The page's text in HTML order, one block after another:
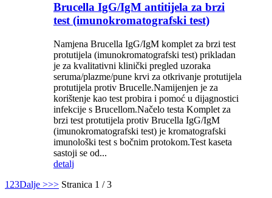
Brucella IgG/IgM antitijela za brzi
test (imunokromatografski test)
Namjena Brucella IgG/IgM komplet za brzi test
protutijela (imunokromatografski test) prikladan
je za kvalitativni klinički pregled uzoraka
seruma/plazme/pune krvi za otkrivanje protutijela
protutijela protiv Brucelle.Namijenjen je za
korištenje kao test probira i pomoć u dijagnostici
infekcije s Brucellom.Načelo testa Komplet za
brzi test protutijela protiv Brucella IgG/IgM
(imunokromatografski test) je kromatografski
imunološki test s bočnim protokom.Test kaseta
sastoji se od...
detalj
1 23Dalje >>> Stranica 1 / 3